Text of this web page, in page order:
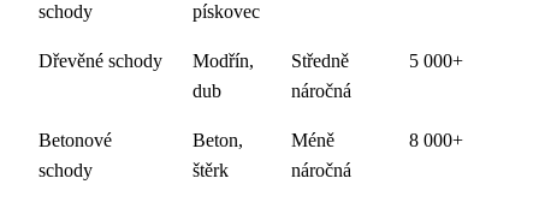
schody
pískovec
Dřevěné schody
Modřín,
dub
Středně
náročná
5 000+
Betonové
schody
Beton,
štěrk
Méně
náročná
8 000+